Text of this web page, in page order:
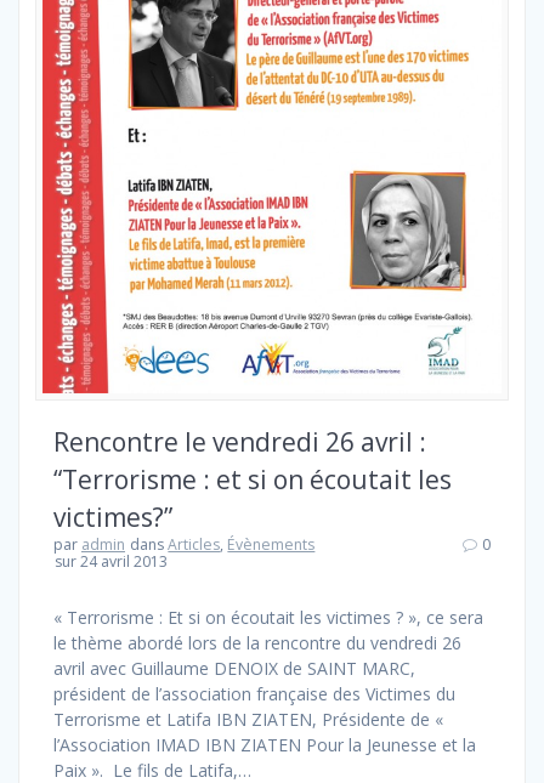
Rencontre le vendredi 26 avril :
“Terrorisme : et si on écoutait les
victimes?”
par admin dansArticles, Évènements
sur 24 avril 2013
0
« Terrorisme : Et si on écoutait les victimes ? », ce sera
le thème abordé lors de la rencontre du vendredi 26
avril avec Guillaume DENOIX de SAINT MARC,
président de l’association française des Victimes du
Terrorisme et Latifa IBN ZIATEN, Présidente de «
l’Association IMAD IBN ZIATEN Pour la Jeunesse et la
Paix ». Le fils de Latifa,…